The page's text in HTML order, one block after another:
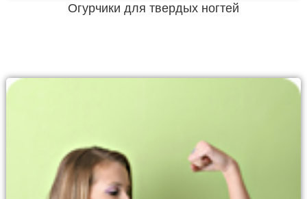
Огурчики для твердых ногтей